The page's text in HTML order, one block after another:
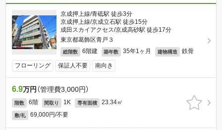
京成押上線/青砥駅 徒歩3分
京成押上線/京成立石駅 徒歩15分
成田スカイアクセス/京成高砂駅 徒歩17分
東京都葛飾区青戸３
総階数 6階建 築年数 35年1ヶ月 建物構造 鉄骨
フローリング 保証人不要 南向き
6.9万円 （管理費3,000円）
階数 6階 間取り 1K 専有面積 23.34㎡
敷/礼 69,000円/不要